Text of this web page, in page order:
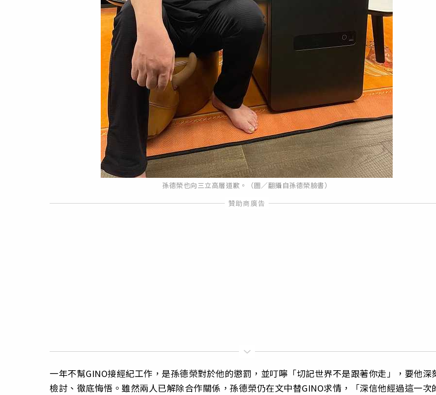
孫德榮也向三立高層道歉。（圖／翻攝自孫德榮臉書）
一年不幫GINO接經紀工作，是孫德榮對於他的懲罰，並叮嚀「切記世界不是跟著你走」，要他深
檢討、徹底悔悟。雖然兩人已解除合作關係，孫德榮仍在文中替GINO求情，「深信他經過這一次